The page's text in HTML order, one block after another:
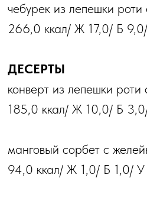
чебурек из лепешки
266,0 ккал/ Ж 17,0/ Б
ДЕСЕРТЫ
конверт из лепешки
185,0 ккал/ Ж 10,0/ Б
манговый сорбет с
94,0 ккал/ Ж 1,0/ Б 1,0/ У